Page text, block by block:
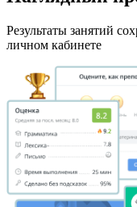
Результаты занятий
личном кабинете